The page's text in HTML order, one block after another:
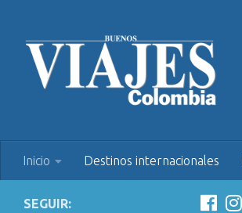
Inicio Destinos internacionales
SEGUIR: